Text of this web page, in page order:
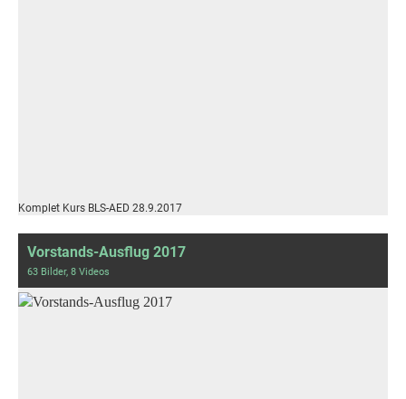
Komplet Kurs BLS-AED 28.9.2017
Vorstands-Ausflug 2017
63 Bilder, 8 Videos